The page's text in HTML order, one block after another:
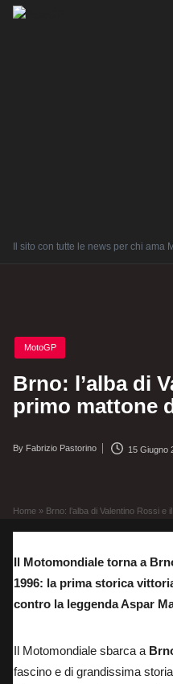
Il sito con tutte le news per chi ama
Posted
in
MotoGP
Brno: l’alba di
primo mattone
Posted
By Fabrizio Pastorino 15 Giugno
Home » Brno: l’alba di Valentino Rossi e
Il Motomondiale torna a
1996: la prima storica
contro la leggenda Aspar
Il Motomondiale sbarca a
fascino e di grandissima